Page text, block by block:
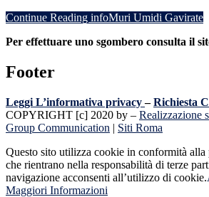
Continue Reading infoMuri Umidi Gavirate
Per effettuare uno sgombero consulta il
Footer
Leggi L’informativa privacy –Richiesta
COPYRIGHT [c] 2020 by – Realizzazione
Group Communication | Siti Roma
Questo sito utilizza cookie in conformità
che rientrano nella responsabilità di terze
navigazione acconsenti all’utilizzo di cookie.
Maggiori Informazioni